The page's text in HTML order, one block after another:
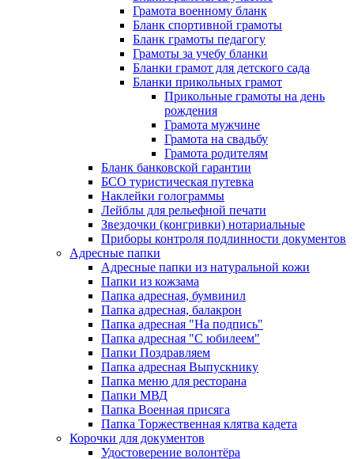
Грамота военному бланк
Бланк спортивной грамоты
Бланк грамоты педагогу
Грамоты за учебу бланки
Бланки грамот для детского сада
Бланки прикольных грамот
Прикольные грамоты на день
рождения
Грамота мужчине
Грамота на свадьбу
Грамота родителям
Бланк банковской гарантии
БСО туристическая путевка
Наклейки голограммы
Лейблы для рельефной печати
Звездочки (конгривки) нотариальные
Приборы контроля подлинности документов
Адресные папки
Адресные папки из натуральной кожи
Папки из кожзама
Папка адресная, бумвинил
Папка адресная, балакрон
Папка адресная "На подпись"
Папка адресная "C юбилеем"
Папки Поздравляем
Папка адресная Выпускнику
Папка меню для ресторана
Папки МВД
Папка Военная присяга
Папка Торжественная клятва кадета
Корочки для документов
Удостоверение волонтёра